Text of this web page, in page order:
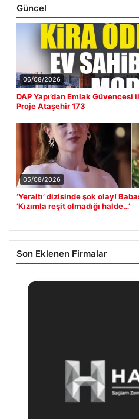
Güncel
06/08/2026
DAP Yapı’dan Emlak
Proje Ataşehir 173
05/08/2026
‘Yeraltı’ dizisinde şok olay!
‘Kızımla reşit olmadığı halde…’
Son Eklenen Firmalar